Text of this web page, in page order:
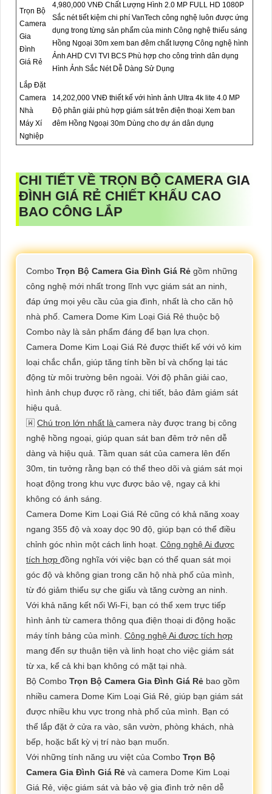
Trọn Bộ
Camera
Gia
Đình
Giá Rẻ
4,980,000 VNĐ Chất Lượng Hình 2.0 MP FULL HD 1080P
Sắc nét tiết kiệm chi phí VanTech công nghệ luôn được ứng
dụng trong từng sản phẩm của minh Công nghệ thiếu sáng
Hồng Ngoại 30m xem ban đêm chất lượng Công nghệ hình
Ảnh AHD CVI TVI BCS Phù hợp cho công trình dân dụng
Hình Ảnh Sắc Nét Dễ Dàng Sử Dụng
Lắp Đặt
Camera
Nhà
Máy Xí
Nghiệp
14,202,000 VNĐ thiết kế với hình ảnh Ultra 4k lite 4.0 MP
Độ phân giải phù hợp giám sát trên điện thoại Xem ban
đêm Hồng Ngoại 30m Dùng cho dự án dân dụng
CHI TIẾT VỀ TRỌN BỘ CAMERA GIA
ĐÌNH GIÁ RẺ CHIẾT KHẤU CAO
BAO CÔNG LẮP
Combo Trọn Bộ Camera Gia Đình Giá Rẻ gồm những
công nghệ mới nhất trong lĩnh vực giám sát an ninh,
đáp ứng mọi yêu cầu của gia đình, nhất là cho căn hộ
nhà phố. Camera Dome Kim Loại Giá Rẻ thuộc bộ
Combo này là sản phẩm đáng để bạn lựa chọn.
Camera Dome Kim Loại Giá Rẻ được thiết kế với vỏ kim
loại chắc chắn, giúp tăng tính bền bỉ và chống lại tác
động từ môi trường bên ngoài. Với độ phân giải cao,
hình ảnh chụp được rõ ràng, chi tiết, bảo đảm giám sát
hiệu quả.
🇼 Chú trọn lớn nhất là camera này được trang bị công
nghệ hồng ngoại, giúp quan sát ban đêm trở nên dễ
dàng và hiệu quả. Tầm quan sát của camera lên đến
30m, tin tưởng rằng bạn có thể theo dõi và giám sát mọi
hoạt động trong khu vực được bảo vệ, ngay cả khi
không có ánh sáng.
Camera Dome Kim Loại Giá Rẻ cũng có khả năng xoay
ngang 355 độ và xoay dọc 90 độ, giúp bạn có thể điều
chỉnh góc nhìn một cách linh hoạt. Công nghệ Ai được
tích hợp đồng nghĩa với việc bạn có thể quan sát mọi
góc độ và không gian trong căn hộ nhà phố của mình,
từ đó giảm thiểu sự che giấu và tăng cường an ninh.
Với khả năng kết nối Wi-Fi, bạn có thể xem trực tiếp
hình ảnh từ camera thông qua điện thoại di động hoặc
máy tính bảng của mình. Công nghệ Ai được tích hợp
mang đến sự thuận tiện và linh hoạt cho việc giám sát
từ xa, kể cả khi bạn không có mặt tại nhà.
Bộ Combo Trọn Bộ Camera Gia Đình Giá Rẻ bao gồm
nhiều camera Dome Kim Loại Giá Rẻ, giúp bạn giám sát
được nhiều khu vực trong nhà phố của mình. Bạn có
thể lắp đặt ở cửa ra vào, sân vườn, phòng khách, nhà
bếp, hoặc bất kỳ vị trí nào bạn muốn.
Với những tính năng ưu việt của Combo Trọn Bộ
Camera Gia Đình Giá Rẻ và camera Dome Kim Loại
Giá Rẻ, việc giám sát và bảo vệ gia đình trở nên dễ